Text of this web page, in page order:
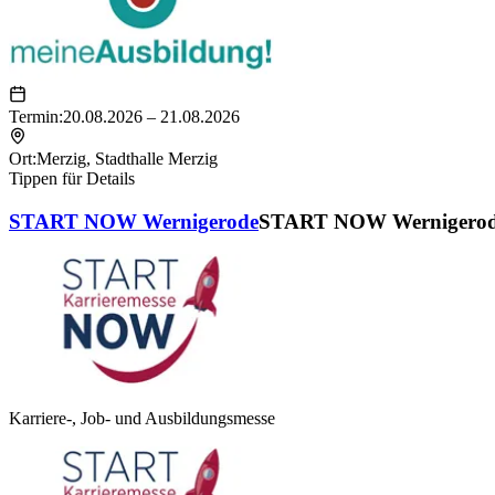
Termin:20.08.2026 – 21.08.2026
Ort:Merzig, Stadthalle Merzig
Tippen für Details
START NOW WernigerodeSTART NOW
Karriere-, Job- und Ausbildungsmesse